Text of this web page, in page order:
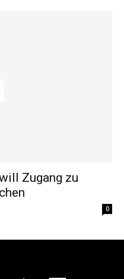
Zugang zu
0